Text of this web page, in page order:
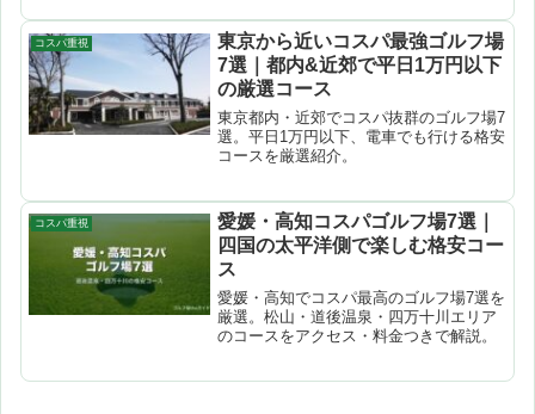
す。
コスパ重視
東京から近いコスパ最強ゴルフ場
7選｜都内&近郊で平日1万円以下
の厳選コース
東京都内・近郊でコスパ抜群のゴルフ場7
選。平日1万円以下、電車でも行ける格安
コースを厳選紹介。
コスパ重視
愛媛・高知コスパゴルフ場7選｜
四国の太平洋側で楽しむ格安コー
ス
愛媛・高知でコスパ最高のゴルフ場7選を
厳選。松山・道後温泉・四万十川エリア
のコースをアクセス・料金つきで解説。